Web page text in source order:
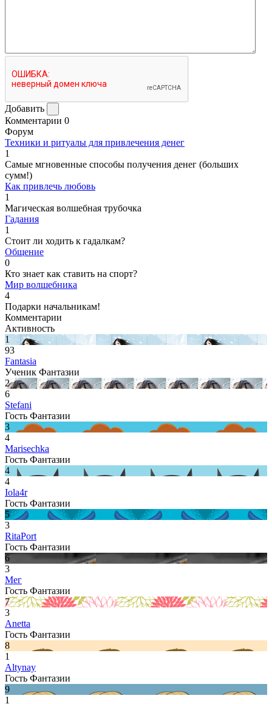
Добавить
Комментарии 0
Форум
Техники и ритуалы для привлечения денег
1
Самые мгновенные способы получения денег (больших
сумм!)
Как привлечь любовь
1
Магическая волшебная трубочка
Гадания
1
Стоит ли ходить к гадалкам?
Общение
0
Кто знает как ставить на спорт?
Мир волшебника
4
Подарки начальникам!
Комментарии
Активность
1
93
Fantasia
Ученик Фантазии
2
6
Stefani
Гость Фантазии
3
4
Marisechka
Гость Фантазии
4
4
Iola4r
Гость Фантазии
5
3
RitaPort
Гость Фантазии
6
3
Мег
Гость Фантазии
7
3
Anetta
Гость Фантазии
8
1
Altynay
Гость Фантазии
9
1